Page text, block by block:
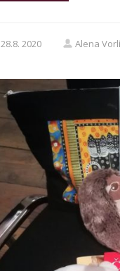
28.8. 2020 Alena